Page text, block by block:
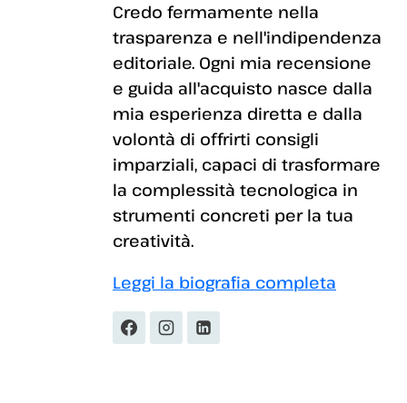
Credo fermamente nella
trasparenza e nell'indipendenza
editoriale. Ogni mia recensione
e guida all'acquisto nasce dalla
mia esperienza diretta e dalla
volontà di offrirti consigli
imparziali, capaci di trasformare
la complessità tecnologica in
strumenti concreti per la tua
creatività.
Leggi la biografia completa